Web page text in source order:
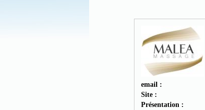
email :
Site :
Présentation :